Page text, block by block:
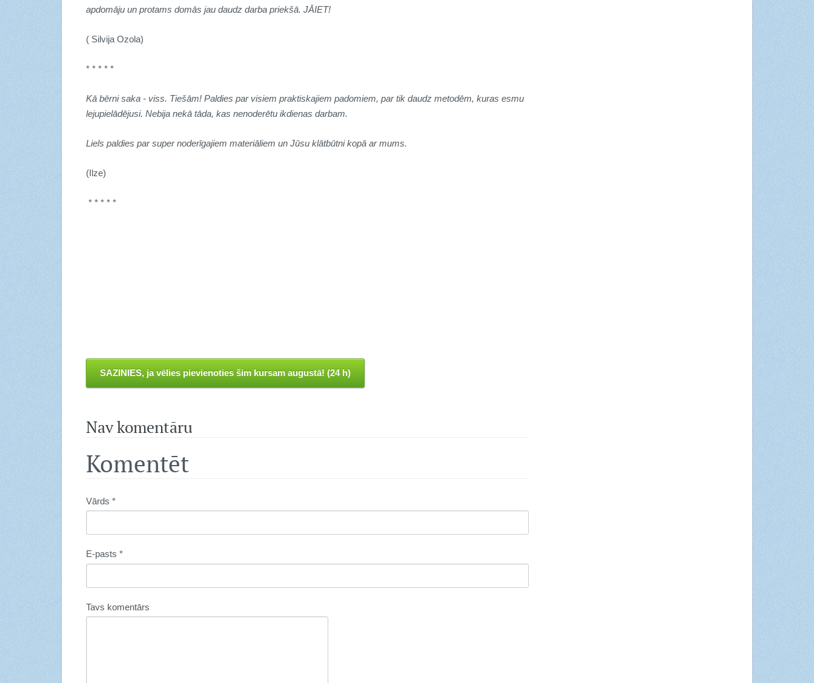
apdomāju un protams domās jau daudz darba priekšā. JĀIET!
( Silvija Ozola)
* * * * *
Kā bērni saka - viss. Tiešām! Paldies par visiem praktiskajiem padomiem, par tik daudz metodēm, kuras esmu
lejupielādējusi. Nebija nekā tāda, kas nenoderētu ikdienas darbam.
Liels paldies par super noderīgajiem materiāliem un Jūsu klātbūtni kopā ar mums.
(Ilze)
* * * * *
SAZINIES, ja vēlies pievienoties šim kursam augustā! (24 h)
Nav komentāru
Komentēt
Vārds *
E-pasts *
Tavs komentārs